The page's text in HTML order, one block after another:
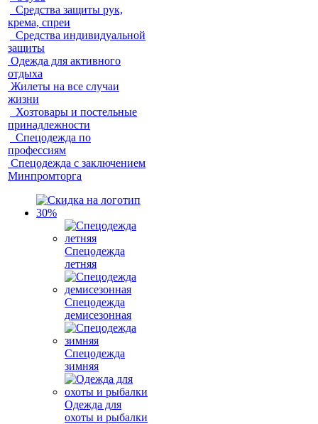
Средства защиты рук,
крема, спреи
Средства индивидуальной
защиты
Одежда для активного
отдыха
Жилеты на все случаи
жизни
Хозтовары и постельные
принадлежности
Спецодежда по
профессиям
Спецодежда с заключением
Минпромторга
Спецодежда
летняя
Спецодежда
демисезонная
Спецодежда
зимняя
Одежда для
охоты и рыбалки